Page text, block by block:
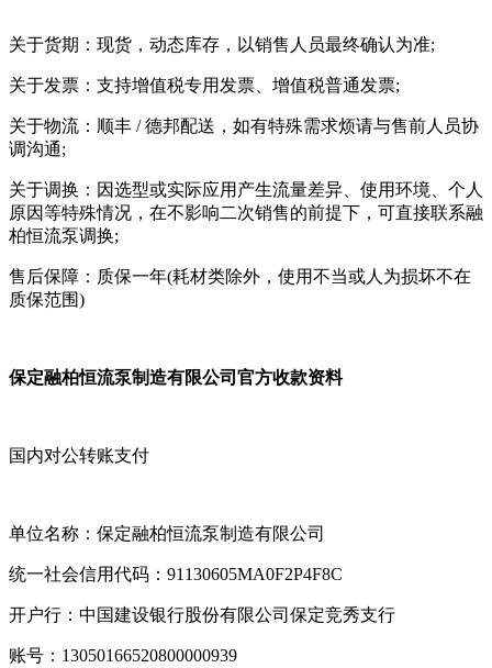
关于货期：现货，动态库存，以销售人员最终确认为准;
关于发票：支持增值税专用发票、增值税普通发票;
关于物流：顺丰 / 德邦配送，如有特殊需求烦请与售前人员协
调沟通;
关于调换：因选型或实际应用产生流量差异、使用环境、个人
原因等特殊情况，在不影响二次销售的前提下，可直接联系融
柏恒流泵调换;
售后保障：质保一年(耗材类除外，使用不当或人为损坏不在
质保范围)
保定融柏恒流泵制造有限公司官方收款资料
国内对公转账支付
单位名称：保定融柏恒流泵制造有限公司
统一社会信用代码：91130605MA0F2P4F8C
开户行：中国建设银行股份有限公司保定竞秀支行
账号：13050166520800000939